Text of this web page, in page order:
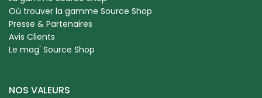
Où trouver la gamme Source Shop
Presse & Partenaires
Avis Clients
Le mag' Source Shop
NOS VALEURS